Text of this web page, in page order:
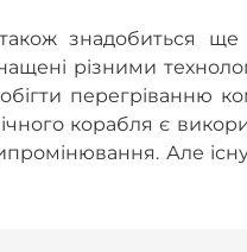
знадобиться ще
різними
перегріванню
корабля є
Але